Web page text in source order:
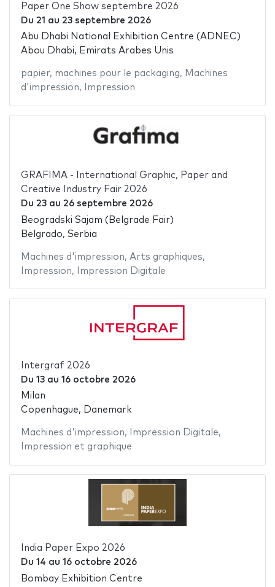
Paper One Show septembre 2026
Du 21 au 23 septembre 2026
Abu Dhabi National Exhibition Centre (ADNEC)
Abou Dhabi, Emirats Arabes Unis
papier, machines pour le packaging, Machines
d'impression, Impression
GRAFIMA - International Graphic, Paper and
Creative Industry Fair 2026
Du 23au 26 septembre 2026
Beogradski Sajam (Belgrade Fair)
Belgrado, Serbia
Machines d'impression, Arts graphiques,
Impression, Impression Digitale
Intergraf 2026
Du 13au 16 octobre 2026
Milan
Copenhague, Danemark
Machines d'impression, Impression Digitale,
Impression et graphique
India Paper Expo 2026
Du 14 au 16 octobre 2026
Bombay Exhibition Centre